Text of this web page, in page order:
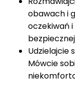
obawach i
oczekiwań
Udzielajcie
Mówcie